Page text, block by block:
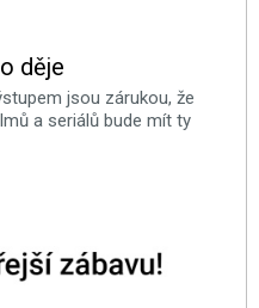
děje
jsou zárukou, že
a seriálů bude mít ty